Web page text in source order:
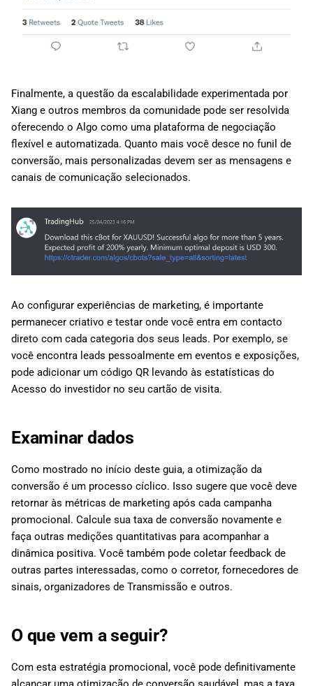
Finalmente, a questão da escalabilidade experimentada por
Xiang e outros membros da comunidade pode ser resolvida
oferecendo o Algo como uma plataforma de negociação
flexível e automatizada. Quanto mais você desce no funil de
conversão, mais personalizadas devem ser as mensagens e
canais de comunicação selecionados.
Ao configurar experiências de marketing, é importante
permanecer criativo e testar onde você entra em contacto
direto com cada categoria dos seus leads. Por exemplo, se
você encontra leads pessoalmente em eventos e exposições,
pode adicionar um código QR levando às estatísticas do
Acesso do investidor no seu cartão de visita.
Examinar dados
Como mostrado no início deste guia, a otimização da
conversão é um processo cíclico. Isso sugere que você deve
retornar às métricas de marketing após cada campanha
promocional. Calcule sua taxa de conversão novamente e
faça outras medições quantitativas para acompanhar a
dinâmica positiva. Você também pode coletar feedback de
outras partes interessadas, como o corretor, fornecedores de
sinais, organizadores de Transmissão e outros.
O que vem a seguir?
Com esta estratégia promocional, você pode definitivamente